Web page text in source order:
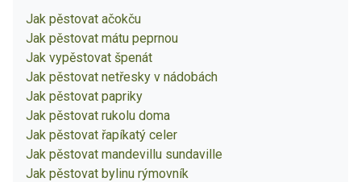
Jak pěstovat ačokču
Jak pěstovat mátu peprnou
Jak vypěstovat špenát
Jak pěstovat netřesky v nádobách
Jak pěstovat papriky
Jak pěstovat rukolu doma
Jak pěstovat řapíkatý celer
Jak pěstovat mandevillu sundaville
Jak pěstovat bylinu rýmovník